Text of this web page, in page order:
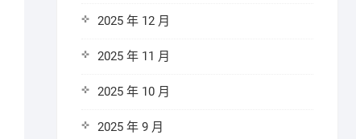
2025 年 12 月
2025 年 11 月
2025 年 10 月
2025 年 9 月